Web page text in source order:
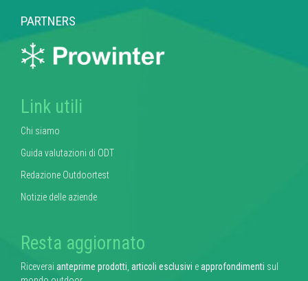
PARTNERS
Link utili
Chi siamo
Guida valutazioni di ODT
Redazione Outdoortest
Notizie delle aziende
Resta aggiornato
Riceverai anteprime prodotti, articoli esclusivi eapprofondimenti sul